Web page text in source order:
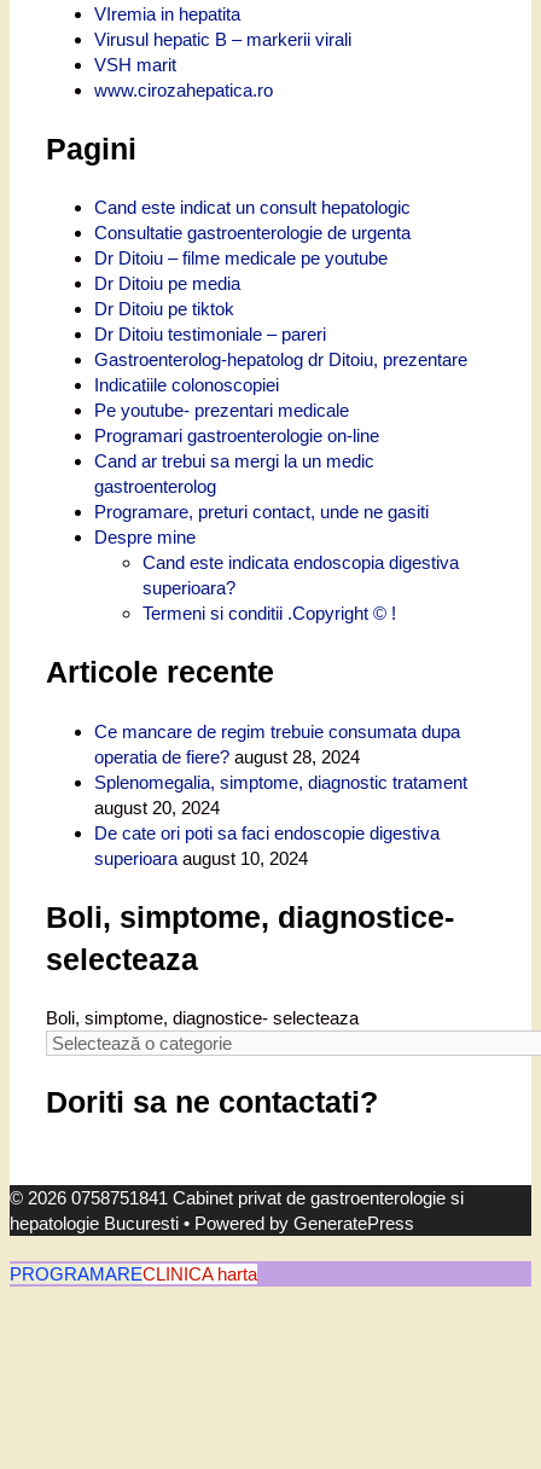
VIremia in hepatita
Virusul hepatic B – markerii virali
VSH marit
www.cirozahepatica.ro
Pagini
Cand este indicat un consult hepatologic
Consultatie gastroenterologie de urgenta
Dr Ditoiu – filme medicale pe youtube
Dr Ditoiu pe media
Dr Ditoiu pe tiktok
Dr Ditoiu testimoniale – pareri
Gastroenterolog-hepatolog dr Ditoiu, prezentare
Indicatiile colonoscopiei
Pe youtube- prezentari medicale
Programari gastroenterologie on-line
Cand ar trebui sa mergi la un medic
gastroenterolog
Programare, preturi contact, unde ne gasiti
Despre mine
Cand este indicata endoscopia digestiva
superioara?
Termeni si conditii .Copyright © !
Articole recente
Ce mancare de regim trebuie consumata dupa
operatia de fiere? august 28, 2024
Splenomegalia, simptome, diagnostic tratament
august 20, 2024
De cate ori poti sa faci endoscopie digestiva
superioara august 10, 2024
Boli, simptome, diagnostice-
selecteaza
Boli, simptome, diagnostice- selecteaza
Doriti sa ne contactati?
© 2026 0758751841 Cabinet privat de gastroenterologie si
hepatologie Bucuresti • Powered by GeneratePress
PROGRAMARECLINICA harta